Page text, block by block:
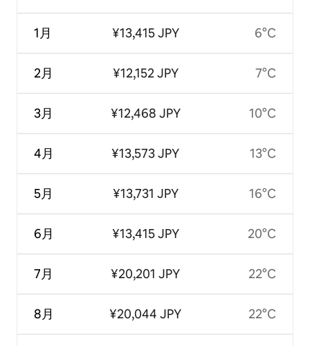
1月
2月
3月
4月
5月
6月
7月
8月
¥13,415 JPY
¥12,152 JPY
¥12,468 JPY
¥13,573 JPY
¥13,731 JPY
¥13,415 JPY
¥20,201 JPY
¥20,044 JPY
6°C
7°C
10°C
13°C
16°C
20°C
22°C
22°C